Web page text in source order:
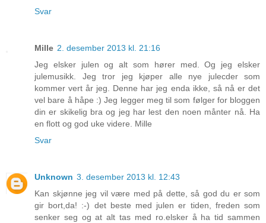
Svar
Mille 2. desember 2013 kl. 21:16
Jeg elsker julen og alt som hører med. Og jeg elsker
julemusikk. Jeg tror jeg kjøper alle nye julecder som
kommer vert år jeg. Denne har jeg enda ikke, så nå er det
vel bare å håpe :) Jeg legger meg til som følger for bloggen
din er skikelig bra og jeg har lest den noen månter nå. Ha
en flott og god uke videre. Mille
Svar
Unknown 3. desember 2013 kl. 12:43
Kan skjønne jeg vil være med på dette, så god du er som
gir bort,da! :-) det beste med julen er tiden, freden som
senker seg og at alt tas med ro.elsker å ha tid sammen